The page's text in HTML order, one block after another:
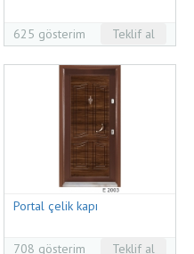
625 gösterim Teklif al
Portal çelik kapı
708 gösterim Teklif al